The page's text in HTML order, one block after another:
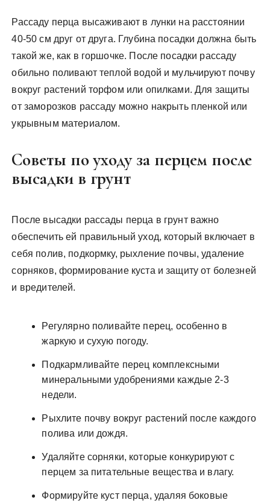
Рассаду перца высаживают в лунки на расстоянии
40-50 см друг от друга. Глубина посадки должна быть
такой же, как в горшочке. После посадки рассаду
обильно поливают теплой водой и мульчируют почву
вокруг растений торфом или опилками. Для защиты
от заморозков рассаду можно накрыть пленкой или
укрывным материалом.
Советы по уходу за перцем после
высадки в грунт
После высадки рассады перца в грунт важно
обеспечить ей правильный уход, который включает в
себя полив, подкормку, рыхление почвы, удаление
сорняков, формирование куста и защиту от болезней
и вредителей.
Регулярно поливайте перец, особенно в
жаркую и сухую погоду.
Подкармливайте перец комплексными
минеральными удобрениями каждые 2-3
недели.
Рыхлите почву вокруг растений после каждого
полива или дождя.
Удаляйте сорняки, которые конкурируют с
перцем за питательные вещества и влагу.
Формируйте куст перца, удаляя боковые